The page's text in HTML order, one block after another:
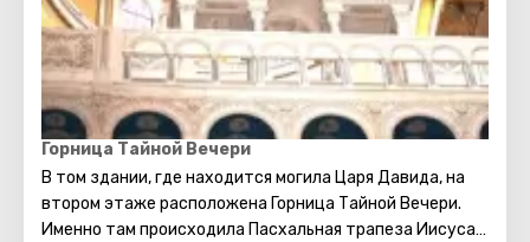
иудаизме и в исламе.
Горница Тайной Вечери
В том здании, где находится могила Царя Давида, на
втором этаже расположена Горница Тайной Вечери.
Именно там происходила Пасхальная трапеза Иисуса и